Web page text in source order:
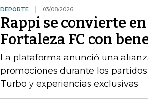
DEPORTE 03/08/2026
Rappi se convierte
Fortaleza FC con
La plataforma anunció una
promociones durante los
Turbo y experiencias exclusivas